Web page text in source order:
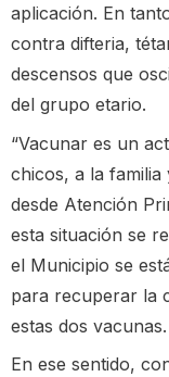
aplicación. En
contra difteria,
descensos que
del grupo etario.
“Vacunar es un
chicos, a la familia
desde Atención
esta situación se
el Municipio se
para recuperar la
estas dos vacunas.
En ese sentido,